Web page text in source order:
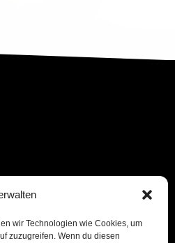
wir Technologien wie Cookies, um
zuzugreifen. Wenn du diesen